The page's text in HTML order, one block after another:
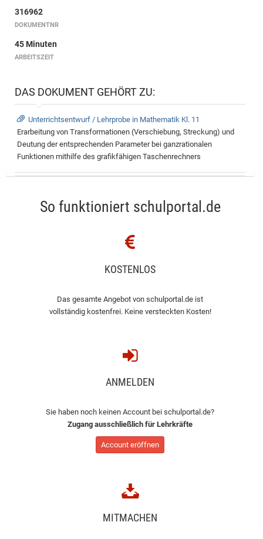
316962
DOKUMENTNR
45 Minuten
ARBEITSZEIT
DAS DOKUMENT GEHÖRT ZU:
Unterrichtsentwurf / Lehrprobe in Mathematik Kl. 11
Erarbeitung von Transformationen (Verschiebung, Streckung) und
Deutung der entsprechenden Parameter bei ganzrationalen
Funktionen mithilfe des grafikfähigen Taschenrechners
So funktioniert schulportal.de
KOSTENLOS
Das gesamte Angebot von schulportal.de ist
vollständig kostenfrei. Keine versteckten Kosten!
ANMELDEN
Sie haben noch keinen Account bei schulportal.de?
Zugang ausschließlich für Lehrkräfte
Account eröffnen
MITMACHEN